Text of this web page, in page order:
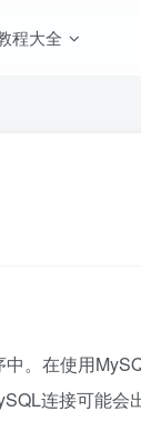
程大全
。在使用
连接可能会